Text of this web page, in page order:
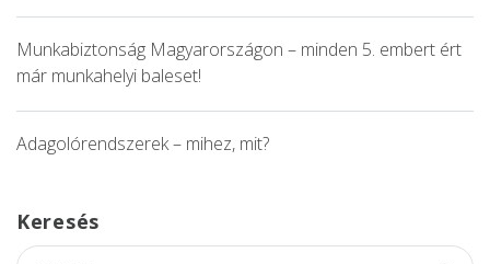
Munkabiztonság Magyarországon – minden 5. embert ért
már munkahelyi baleset!
Adagolórendszerek – mihez, mit?
Keresés